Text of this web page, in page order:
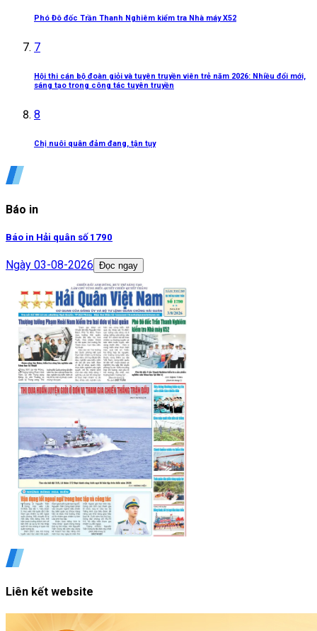
Phó Đô đốc Trần Thanh Nghiêm kiểm tra Nhà máy X52
7
Hội thi cán bộ đoàn giỏi và tuyên truyền viên trẻ năm 2026: Nhiều đổi mới,
sáng tạo trong công tác tuyên truyền
8
Chị nuôi quân đảm đang, tận tụy
Báo in
Báo in Hải quân số 1790
Ngày 03-08-2026 Đọc ngay
Liên kết website